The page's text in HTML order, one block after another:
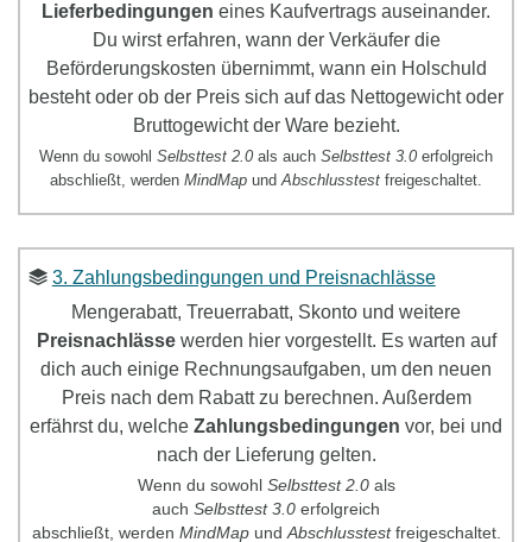
Lieferbedingungen eines Kaufvertrags auseinander.
Du wirst erfahren, wann der Verkäufer die
Beförderungskosten übernimmt, wann ein Holschuld
besteht oder ob der Preis sich auf das Nettogewicht oder
Bruttogewicht der Ware bezieht.
Wenn du sowohl Selbsttest 2.0 als auch Selbsttest 3.0 erfolgreich
abschließt, werden MindMap und Abschlusstest freigeschaltet.
3. Zahlungsbedingungen und Preisnachlässe
Mengerabatt, Treuerrabatt, Skonto und weitere
Preisnachlässewerden hier vorgestellt. Es warten auf
dich auch einige Rechnungsaufgaben, um den neuen
Preis nach dem Rabatt zu berechnen. Außerdem
erfährst du, welche Zahlungsbedingungen vor, bei und
nach der Lieferung gelten.
Wenn du sowohl Selbsttest2.0 als
auch Selbsttest3.0 erfolgreich
abschließt, werden MindMap und Abschlusstest freigeschaltet.